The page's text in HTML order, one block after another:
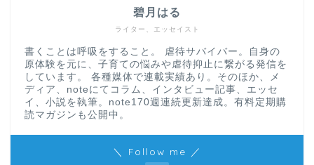
ライター、エッセイスト
碧月はる
書くことは呼吸をすること。 虐待サバイバー。自身の
原体験を元に、子育ての悩みや虐待抑止に繋がる発信を
しています。 各種媒体で連載実績あり。そのほか、メ
ディア、noteにてコラム、インタビュー記事、エッセ
イ、小説を執筆。note170週連続更新達成。有料定期購
読マガジンも公開中。
＼ Follow me ／